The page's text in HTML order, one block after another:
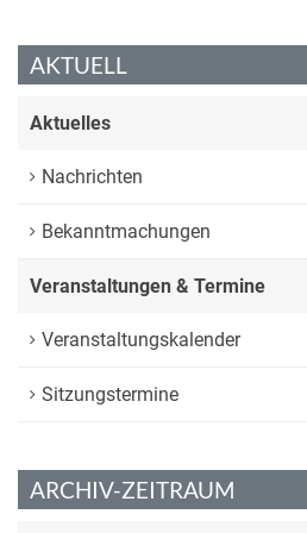
AKTUELL
Aktuelles
Nachrichten
Bekanntmachungen
Veranstaltungen & Termine
Veranstaltungskalender
Sitzungstermine
ARCHIV-ZEITRAUM